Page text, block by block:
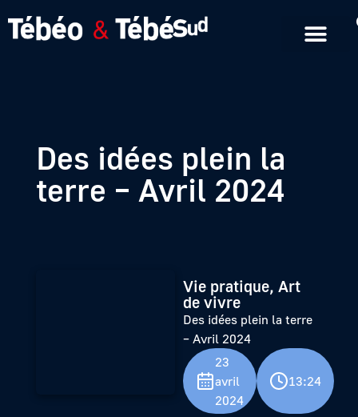
Des idées plein la
terre – Avril 2024
Vie pratique, Art
de vivre
Des idées plein la terre
– Avril 2024
23
avril
2024
13:24